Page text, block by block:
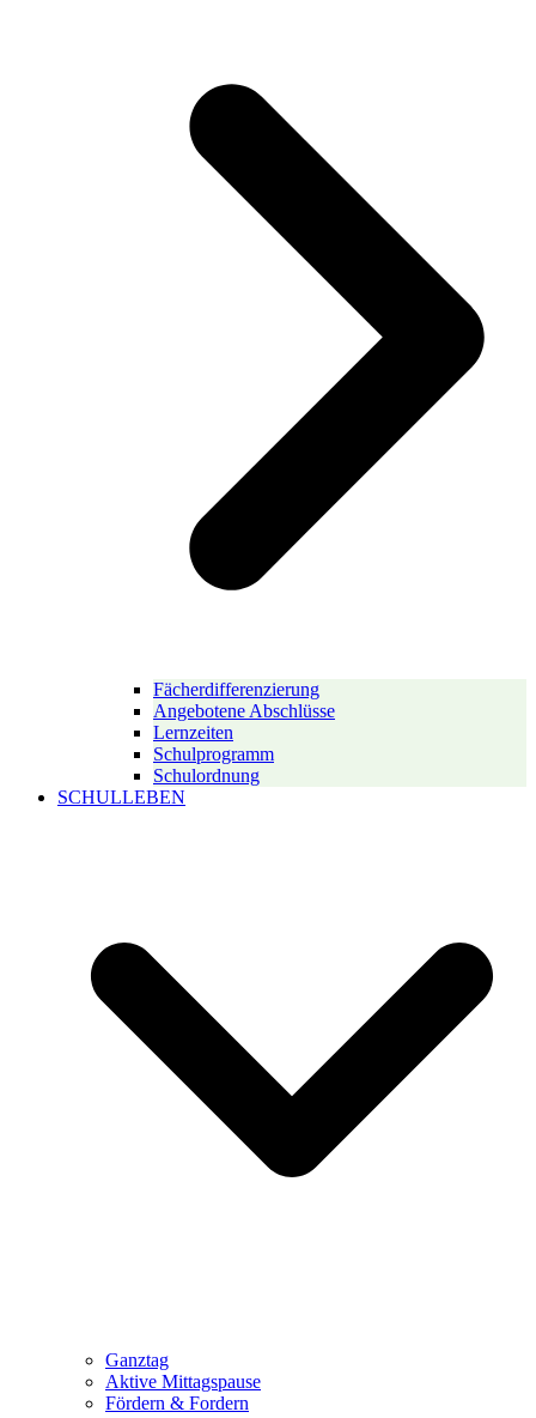
Fächerdifferenzierung
Angebotene Abschlüsse
Lernzeiten
Schulprogramm
Schulordnung
SCHULLEBEN
Ganztag
Aktive Mittagspause
Fördern & Fordern